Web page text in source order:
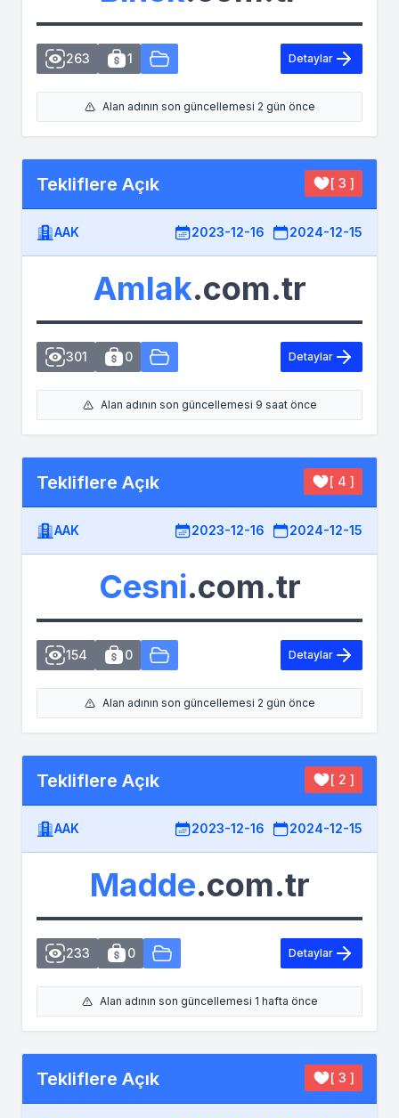
263 1 Detaylar
Alan adının son güncellemesi 2 gün önce
Tekliflere Açık [ 3 ]
AAK 2023-12-16 2024-12-15
Amlak.com.tr
301 0 Detaylar
Alan adının son güncellemesi 9 saat önce
Tekliflere Açık [ 4 ]
AAK 2023-12-16 2024-12-15
Cesni.com.tr
154 0 Detaylar
Alan adının son güncellemesi 2 gün önce
Tekliflere Açık [ 2 ]
AAK 2023-12-16 2024-12-15
Madde.com.tr
233 0 Detaylar
Alan adının son güncellemesi 1 hafta önce
Tekliflere Açık [ 3 ]